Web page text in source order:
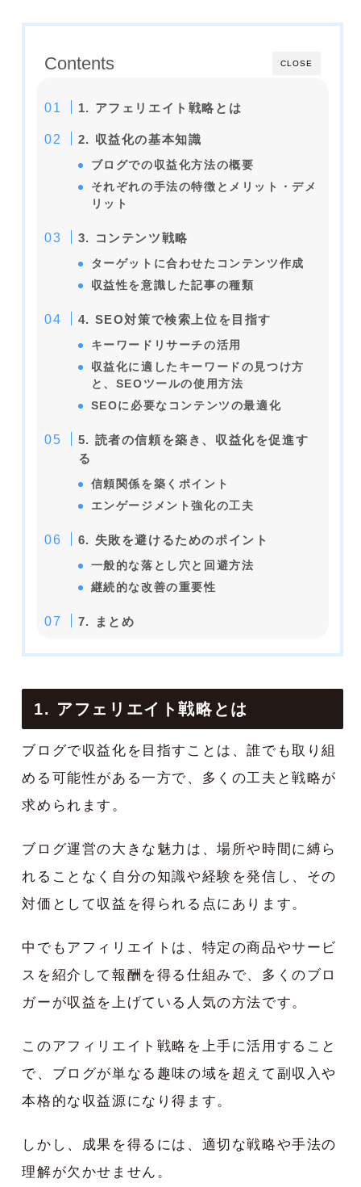
CLOSE
Contents
1. アフェリエイト戦略とは
2. 収益化の基本知識
ブログでの収益化方法の概要
それぞれの手法の特徴とメリット・デメ
リット
3. コンテンツ戦略
ターゲットに合わせたコンテンツ作成
収益性を意識した記事の種類
4. SEO対策で検索上位を目指す
キーワードリサーチの活用
収益化に適したキーワードの見つけ方
と、SEOツールの使用方法
SEOに必要なコンテンツの最適化
5. 読者の信頼を築き、収益化を促進す
る
信頼関係を築くポイント
エンゲージメント強化の工夫
6. 失敗を避けるためのポイント
一般的な落とし穴と回避方法
継続的な改善の重要性
7. まとめ
1. アフェリエイト戦略とは
ブログで収益化を目指すことは、誰でも取り組
める可能性がある一方で、多くの工夫と戦略が
求められます。
ブログ運営の大きな魅力は、場所や時間に縛ら
れることなく自分の知識や経験を発信し、その
対価として収益を得られる点にあります。
中でもアフィリエイトは、特定の商品やサービ
スを紹介して報酬を得る仕組みで、多くのブロ
ガーが収益を上げている人気の方法です。
このアフィリエイト戦略を上手に活用すること
で、ブログが単なる趣味の域を超えて副収入や
本格的な収益源になり得ます。
しかし、成果を得るには、適切な戦略や手法の
理解が欠かせません。